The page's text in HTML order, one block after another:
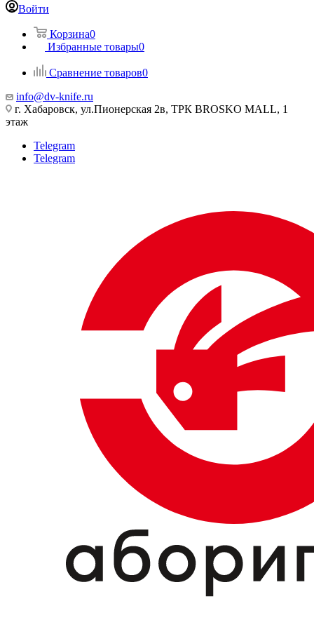
Войти
Корзина0
Избранные товары0
Сравнение товаров0
info@dv-knife.ru
г. Хабаровск, ул.Пионерская 2в, ТРК BROSKO MALL, 1
этаж
Telegram
Telegram